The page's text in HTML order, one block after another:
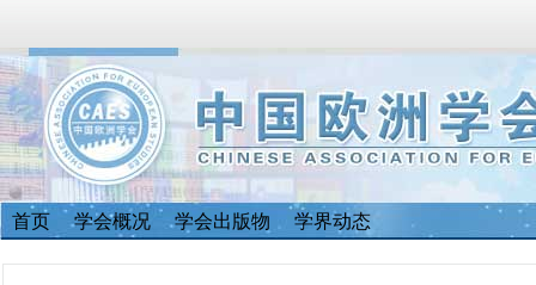
首页 学会概况 学会出版物 学界动态